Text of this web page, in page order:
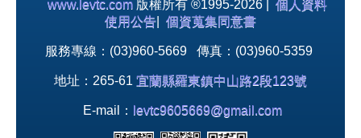
www.levtc.com 版權所有 ®1995-2026 | 個人資料
使用公告
個資蒐集同意書
服務專線：(03)960-5669 傳真：(03)960-5359
地址：265-61 宜蘭縣羅東鎮中山路2段123號
E-mail： levtc9605669@gmail.com